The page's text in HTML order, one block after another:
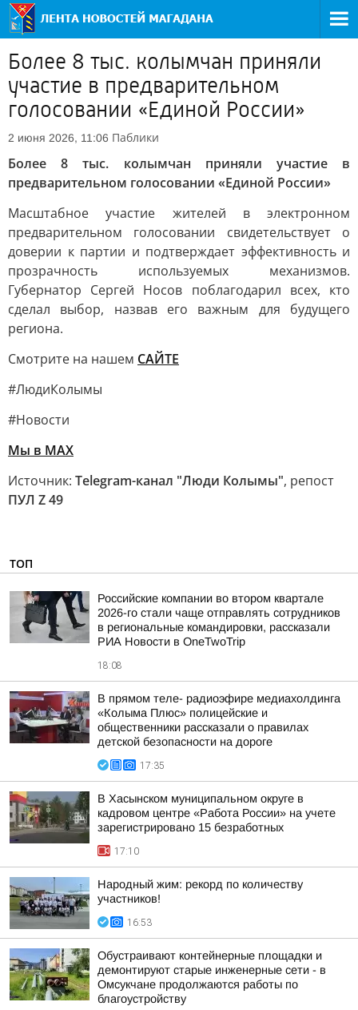
Более 8 тыс. колымчан приняли
участие в предварительном
голосовании «Единой России»
2 июня 2026, 11:06 Паблики
Более 8 тыс. колымчан приняли участие в
предварительном голосовании «Единой России»
Масштабное участие жителей в электронном
предварительном голосовании свидетельствует о
доверии к партии и подтверждает эффективность и
прозрачность используемых механизмов.
Губернатор Сергей Носов поблагодарил всех, кто
сделал выбор, назвав его важным для будущего
региона.
Смотрите на нашем САЙТЕ
#ЛюдиКолымы
#Новости
Мы в MAX
Источник: Telegram-канал "Люди Колымы", репост
ПУЛ Z 49
ТОП
Российские компании во втором квартале
2026-го стали чаще отправлять сотрудников
в региональные командировки, рассказали
РИА Новости в OneTwoTrip
18:08
В прямом теле- радиоэфире медиахолдинга
«Колыма Плюс» полицейские и
общественники рассказали о правилах
детской безопасности на дороге
17:35
В Хасынском муниципальном округе в
кадровом центре «Работа России» на учете
зарегистрировано 15 безработных
17:10
Народный жим: рекорд по количеству
участников!
16:53
Обустраивают контейнерные площадки и
демонтируют старые инженерные сети - в
Омсукчане продолжаются работы по
благоустройству